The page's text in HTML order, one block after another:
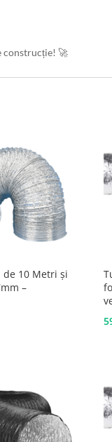
construcție! 🚀
10 Metri și
–